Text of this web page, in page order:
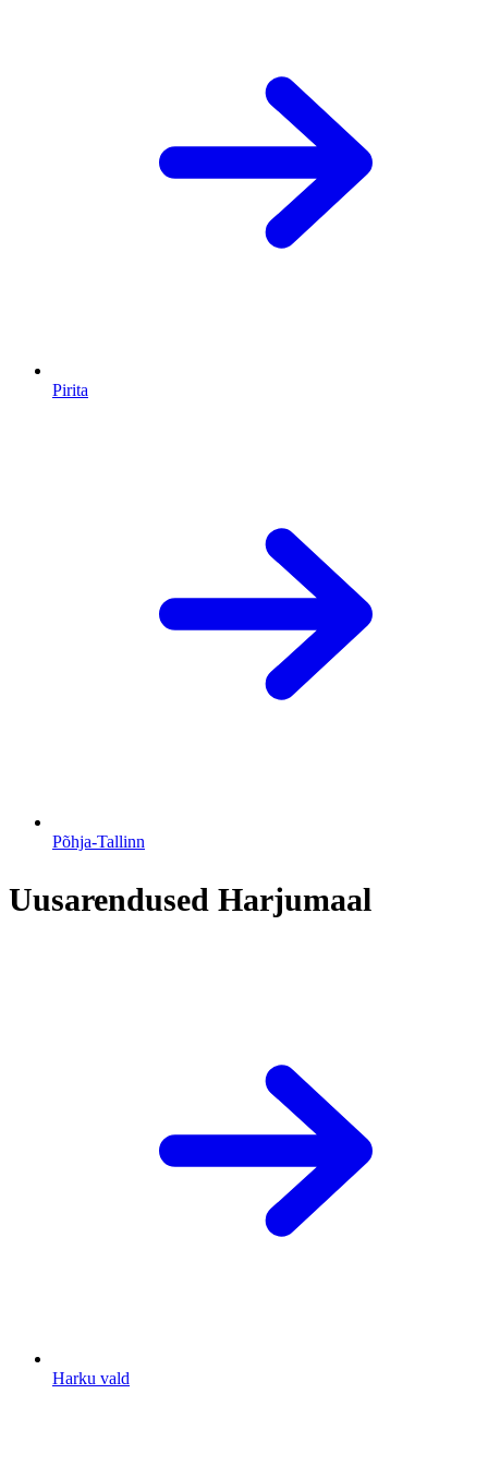
Pirita
Põhja-Tallinn
Uusarendused Harjumaal
Harku vald